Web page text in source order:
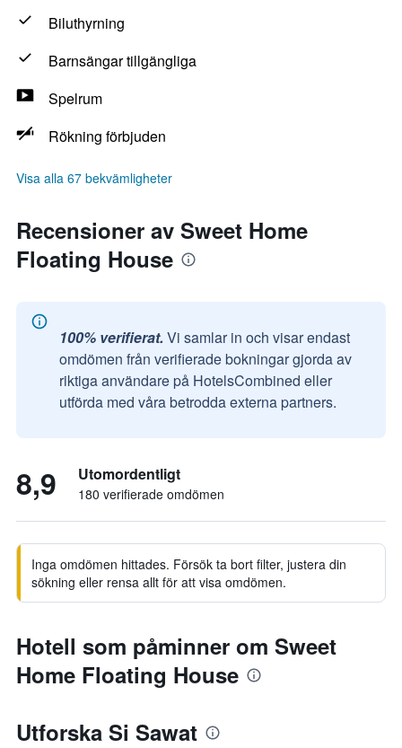
Biluthyrning
Barnsängar tillgängliga
Spelrum
Rökning förbjuden
Visa alla 67 bekvämligheter
Recensioner av Sweet Home
Floating House
100% verifierat. Vi samlar in och visar endast
omdömen från verifierade bokningar gjorda av
riktiga användare på HotelsCombined eller
utförda med våra betrodda externa partners.
8,9 Utomordentligt
180 verifierade omdömen
Inga omdömen hittades. Försök ta bort filter, justera din
sökning eller rensa allt för att visa omdömen.
Hotell som påminner om Sweet
Home Floating House
Utforska Si Sawat